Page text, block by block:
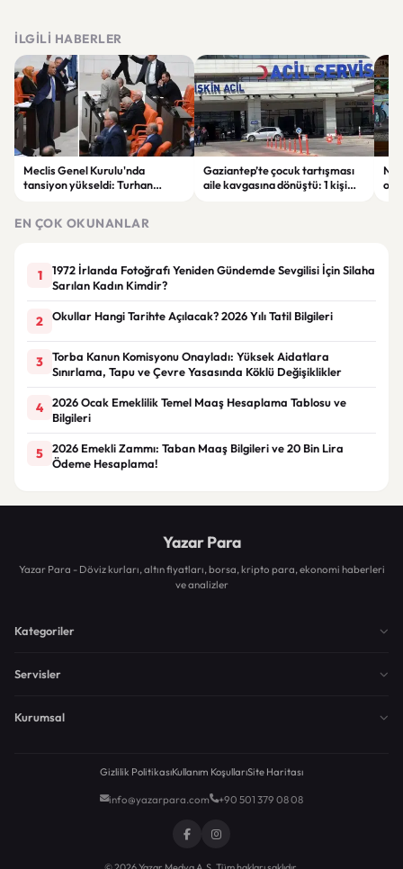
İLGILI HABERLER
Meclis Genel Kurulu'nda
tansiyon yükseldi: Turhan
Gaziantep’te çocuk tartışması
aile kavgasına dönüştü: 1 kişi
EN ÇOK OKUNANLAR
1
1972 İrlanda Fotoğrafı Yeniden Gündemde Sevgilisi İçin Silaha
Sarılan Kadın Kimdir?
2 Okullar Hangi Tarihte Açılacak? 2026 Yılı Tatil Bilgileri
3
Torba Kanun Komisyonu Onayladı: Yüksek Aidatlara
Sınırlama, Tapu ve Çevre Yasasında Köklü Değişiklikler
4
2026 Ocak Emeklilik Temel Maaş Hesaplama Tablosu ve
Bilgileri
5
2026 Emekli Zammı: Taban Maaş Bilgileri ve 20 Bin Lira
Ödeme Hesaplama!
Yazar Para
Yazar Para - Döviz kurları, altın fiyatları, borsa, kripto para, ekonomi haberleri
ve analizler
Kategoriler
Servisler
Kurumsal
Gizlilik PolitikasıKullanım KoşullarıSite Haritası
info@yazarpara.com +90 501 379 08 08